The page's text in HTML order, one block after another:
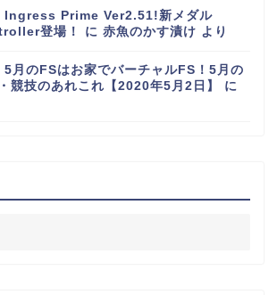
Ingress Prime Ver2.51!新メダル
登場！
に 赤魚のかす漬け より
5月のFSはお家でバーチャルFS！5月の
競技のあれこれ【2020年5月2日】
に